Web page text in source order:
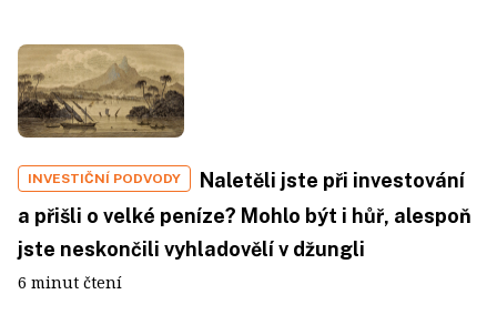
INVESTIČNÍ PODVODY
Naletěli jste při investování
a přišli o velké peníze? Mohlo být i hůř, alespoň
jste neskončili vyhladovělí v džungli
6 minut čtení